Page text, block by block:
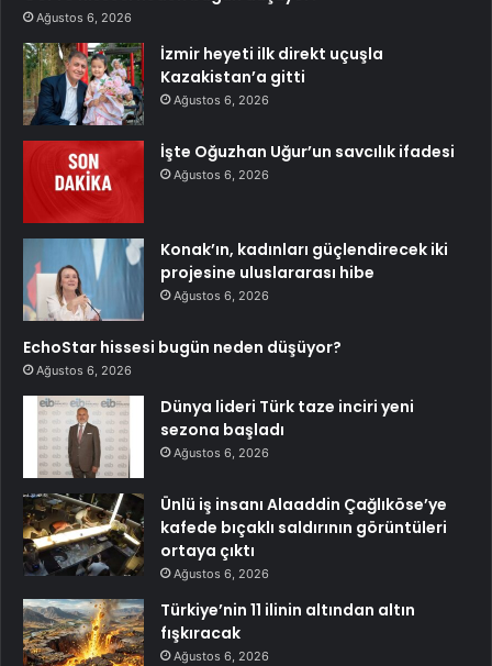
Ağustos 6, 2026
İzmir heyeti ilk direkt uçuşla
Kazakistan’a gitti
Ağustos 6, 2026
İşte Oğuzhan Uğur’un savcılık ifadesi
Ağustos 6, 2026
Konak’ın, kadınları güçlendirecek iki
projesine uluslararası hibe
Ağustos 6, 2026
EchoStar hissesi bugün neden düşüyor?
Ağustos 6, 2026
Dünya lideri Türk taze inciri yeni
sezona başladı
Ağustos 6, 2026
Ünlü iş insanı Alaaddin Çağlıköse’ye
kafede bıçaklı saldırının görüntüleri
ortaya çıktı
Ağustos 6, 2026
Türkiye’nin 11 ilinin altından altın
fışkıracak
Ağustos 6, 2026